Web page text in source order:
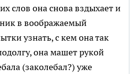
слов она снова вздыхает и
в воображаемый
узнать, с кем она так
она машет рукой
(заколебал?) уже